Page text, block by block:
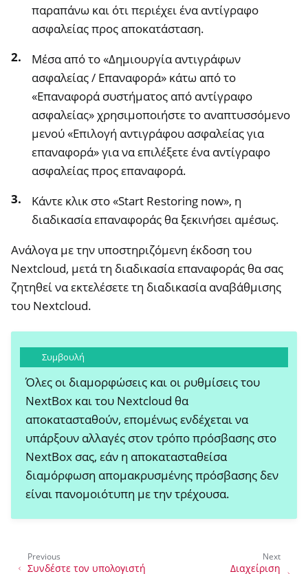
παραπάνω και ότι περιέχει ένα αντίγραφο
ασφαλείας προς αποκατάσταση.
Μέσα από το «Δημιουργία αντιγράφων
ασφαλείας / Επαναφορά» κάτω από το
«Επαναφορά συστήματος από αντίγραφο
ασφαλείας» χρησιμοποιήστε το αναπτυσσόμενο
μενού «Επιλογή αντιγράφου ασφαλείας για
επαναφορά» για να επιλέξετε ένα αντίγραφο
ασφαλείας προς επαναφορά.
Κάντε κλικ στο «Start Restoring now», η
διαδικασία επαναφοράς θα ξεκινήσει αμέσως.
Ανάλογα με την υποστηριζόμενη έκδοση του
Nextcloud, μετά τη διαδικασία επαναφοράς θα σας
ζητηθεί να εκτελέσετε τη διαδικασία αναβάθμισης
του Nextcloud.
Συμβουλή
Όλες οι διαμορφώσεις και οι ρυθμίσεις του
NextBox και του Nextcloud θα
αποκατασταθούν, επομένως ενδέχεται να
υπάρξουν αλλαγές στον τρόπο πρόσβασης στο
NextBox σας, εάν η αποκατασταθείσα
διαμόρφωση απομακρυσμένης πρόσβασης δεν
είναι πανομοιότυπη με την τρέχουσα.
Next
Διαχείριση
Previous
Συνδέστε τον υπολογιστή